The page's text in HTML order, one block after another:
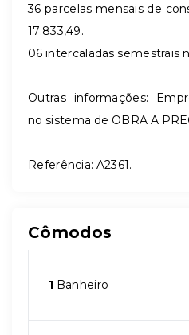
36 parcelas mensais de
17.833,49.
06 intercaladas semestrais
Outras informações:
no sistema de OBRA A
Referência: A2361.
Cômodos
1 Banheiro